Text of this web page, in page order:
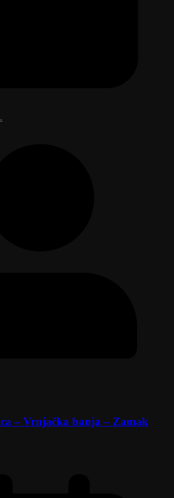
– Vrnjačka banja – Zamak